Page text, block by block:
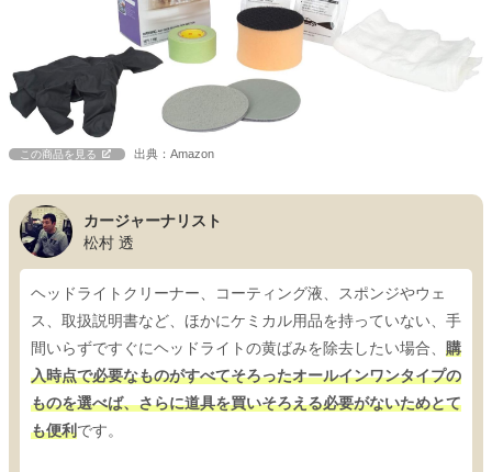
この商品を見る 出典：Amazon
カージャーナリスト
松村 透
ヘッドライトクリーナー、コーティング液、スポンジやウェ
ス、取扱説明書など、ほかにケミカル用品を持っていない、手
間いらずですぐにヘッドライトの黄ばみを除去したい場合、 購
入時点で必要なものがすべてそろったオールインワンタイプの
ものを選べば、さらに道具を買いそろえる必要がないためとて
も便利です。